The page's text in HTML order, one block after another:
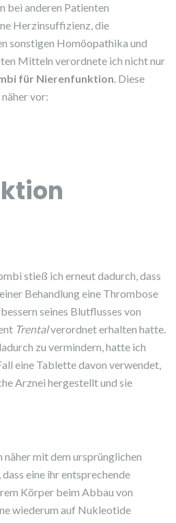
bei anderen Patienten
Herzinsuffizienz, die
sonstigen Homöopathika und
Mitteln verordnete ich nicht nur
für Nierenfunktion. Diese
vor:
stieß ich erneut dadurch, dass
Behandlung eine Thrombose
seines Blutflusses von
Trentalverordnet erhalten hatte.
zu vermindern, hatte ich
eine Tablette davon verwendet,
Arznei hergestellt und sie
mit dem ursprünglichen
eine ihr entsprechende
Körper beim Abbau von
wiederum auf Nukleotide